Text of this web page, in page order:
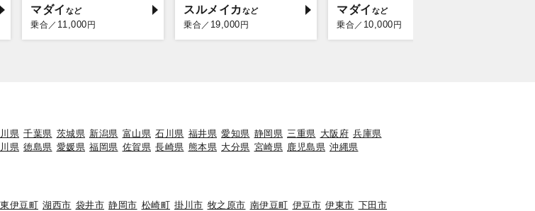
マダイ
乗合／ 11,000 円
スルメイカ
乗合／ 19,000 円
マダイ
乗合／ 10,000 円
県 千葉県 茨城県 新潟県 富山県 石川県 福井県 愛知県 静岡県 三重県 大阪府 兵庫県
県 徳島県 愛媛県 福岡県 佐賀県 長崎県 熊本県 大分県 宮崎県 鹿児島県 沖縄県
東伊豆町 湖西市 袋井市 静岡市 松崎町 掛川市 牧之原市 南伊豆町 伊豆市 伊東市 下田市